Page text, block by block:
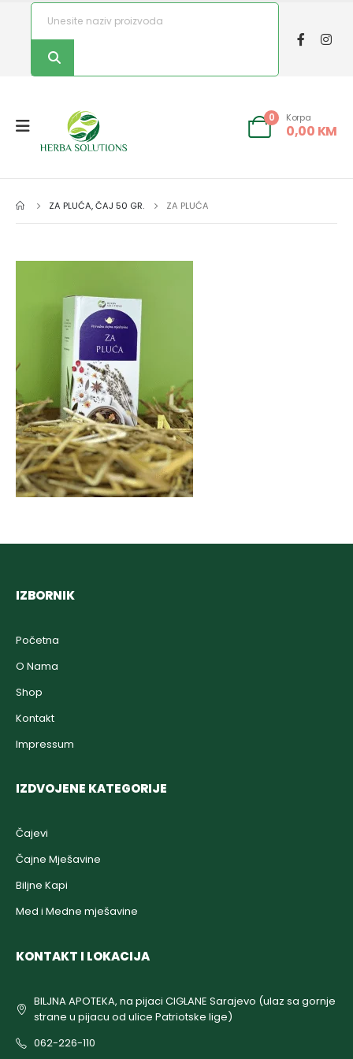
0 Korpa
0,00 KM
ZA PLUĆA, ČAJ 50 GR. ZA PLUĆA
IZBORNIK
Početna
O Nama
Shop
Kontakt
Impressum
IZDVOJENE KATEGORIJE
Čajevi
Čajne Mješavine
Biljne Kapi
Med i Medne mješavine
KONTAKT I LOKACIJA
BILJNA APOTEKA, na pijaci CIGLANE Sarajevo (ulaz sa gornje
strane u pijacu od ulice Patriotske lige)
062-226-110